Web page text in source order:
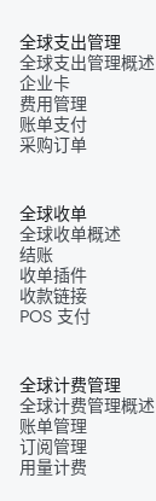
全球支出管理
全球支出管理概述
企业卡
费用管理
账单支付
采购订单
全球收单
全球收单概述
结账
收单插件
收款链接
POS 支付
全球计费管理
全球计费管理概述
账单管理
订阅管理
用量计费